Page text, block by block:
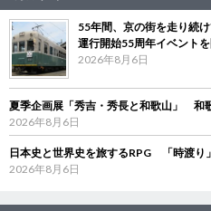
55年間、京の街を走り続
運行開始55周年イベント
2026年8月6日
夏季企画展「秀吉・秀長と和歌山」 和
2026年8月6日
日本史と世界史を旅するRPG 「時渡
2026年8月6日